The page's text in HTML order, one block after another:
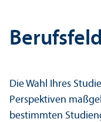
Die Wahl Ihres
Perspektiven
bestimmten